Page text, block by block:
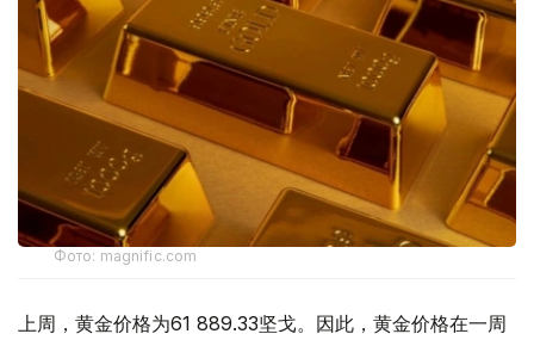
Фото: magnific.com
上周，黄金价格为61 889.33坚戈。因此，黄金价格在一周